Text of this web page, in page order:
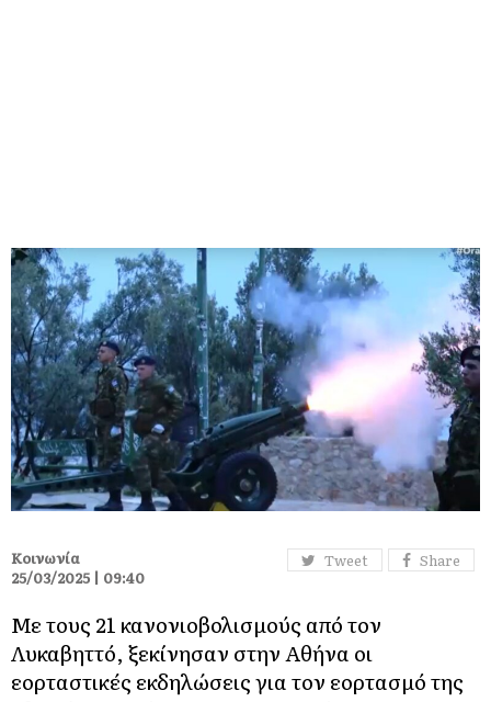
Tweet Share
Κοινωνία
25/03/2025 | 09:40
Με τους 21 κανονιοβολισμούς από τον
Λυκαβηττό, ξεκίνησαν στην Αθήνα οι
εορταστικές εκδηλώσεις για τον εορτασμό της